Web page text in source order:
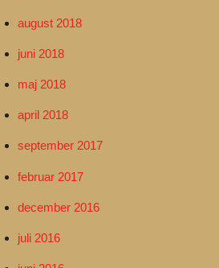
august 2018
juni 2018
maj 2018
april 2018
september 2017
februar 2017
december 2016
juli 2016